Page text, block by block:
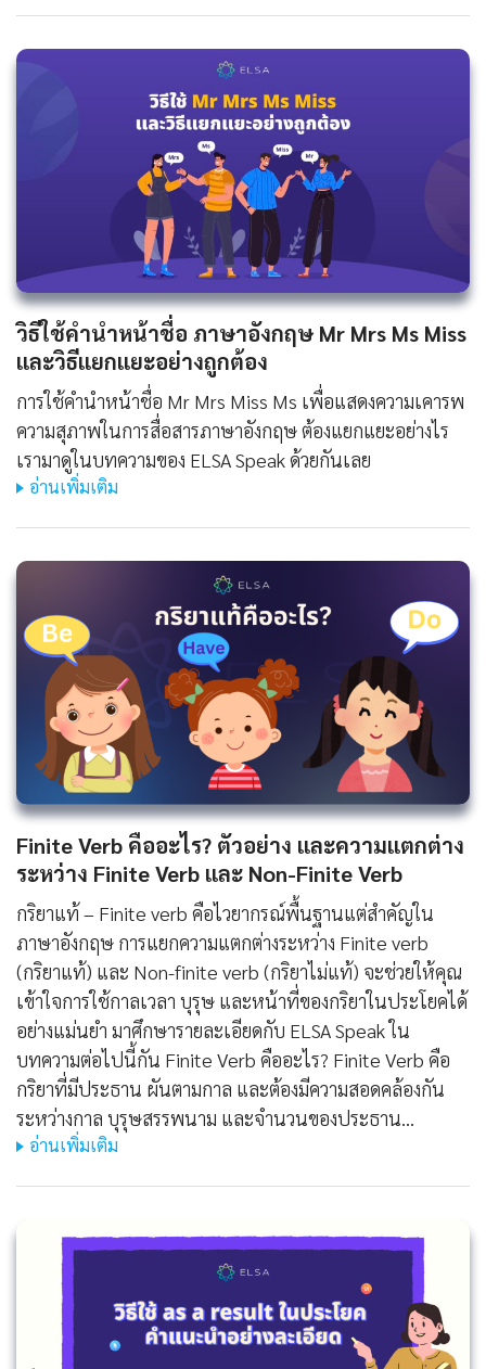
วิธีใช้คํานําหน้าชื่อ ภาษาอังกฤษ Mr Mrs Ms Miss
และวิธีแยกแยะอย่างถูกต้อง
การใช้คำนำหน้าชื่อ Mr Mrs Miss Ms เพื่อแสดงความเคารพ
ความสุภาพในการสื่อสารภาษาอังกฤษ ต้องแยกแยะอย่างไร
เรามาดูในบทความของ ELSA Speak ด้วยกันเลย
อ่านเพิ่มเติม
Finite Verb คืออะไร? ตัวอย่าง และความแตกต่าง
ระหว่าง Finite Verb และ Non-Finite Verb
กริยาแท้ – Finite verb คือไวยากรณ์พื้นฐานแต่สำคัญใน
ภาษาอังกฤษ การแยกความแตกต่างระหว่าง Finite verb
(กริยาแท้) และ Non-finite verb (กริยาไม่แท้) จะช่วยให้คุณ
เข้าใจการใช้กาลเวลา บุรุษ และหน้าที่ของกริยาในประโยคได้
อย่างแม่นยำ มาศึกษารายละเอียดกับ ELSA Speak ใน
บทความต่อไปนี้กัน Finite Verb คืออะไร? Finite Verb คือ
กริยาที่มีประธาน ผันตามกาล และต้องมีความสอดคล้องกัน
ระหว่างกาล บุรุษสรรพนาม และจำนวนของประธาน…
อ่านเพิ่มเติม